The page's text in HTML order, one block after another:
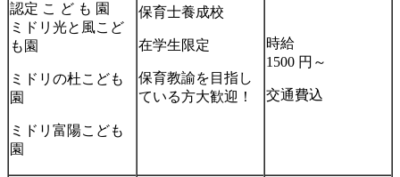
認定 こ ど も 園
ミドリ光と風こど
も園
ミドリの杜こども
園
ミドリ富陽こども
園
保育士養成校
在学生限定
保育教諭を目指し
ている方大歓迎！
時給
1500 円～
交通費込